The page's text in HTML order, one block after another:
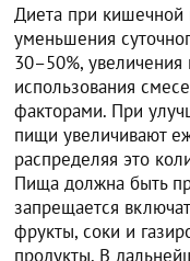
Диета при кишечной
уменьшения
30–50%, увеличения
использования
факторами. При
пищи увеличивают
распределяя это
Пища должна быть
запрещается
фрукты, соки и
продукты. В